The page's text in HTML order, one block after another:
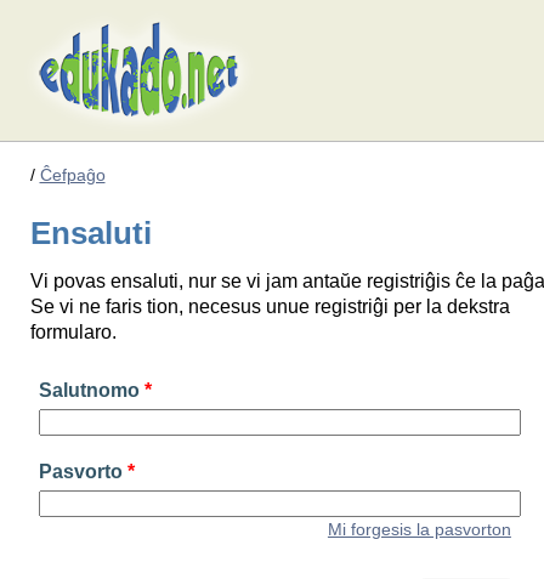
/ Ĉefpaĝo
Ensaluti
Vi povas ensaluti, nur se vi jam antaŭe registriĝis ĉe la
Se vi ne faris tion, necesus unue registriĝi per la dekstra
formularo.
Salutnomo *
Pasvorto *
Mi forgesis la pasvorton